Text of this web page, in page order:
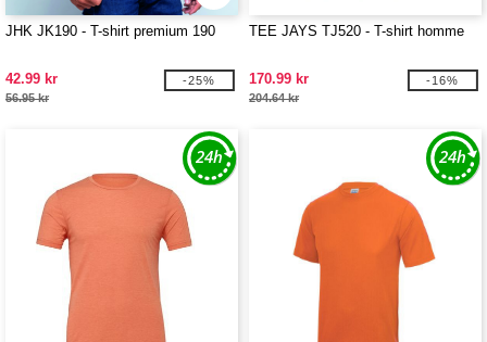
JHK JK190 - T-shirt premium 190
42.99 kr
56.95 kr
-25%
TEE JAYS TJ520 - T-shirt homme
170.99 kr
204.64 kr
-16%